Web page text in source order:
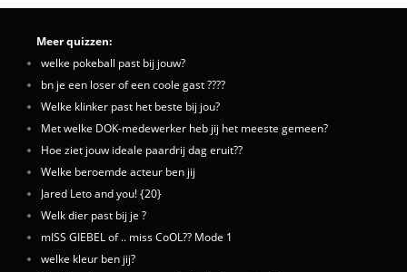
Meer quizzen:
welke pokeball past bij jouw?
bn je een loser of een coole gast ????
Welke klinker past het beste bij jou?
Met welke DOK-medewerker heb jij het meeste gemeen?
Hoe ziet jouw ideale paardrij dag eruit??
Welke beroemde acteur ben jij
Jared Leto and you! {20}
Welk dier past bij je ?
mISS GIEBEL of .. miss CoOL?? Mode 1
welke kleur ben jij?